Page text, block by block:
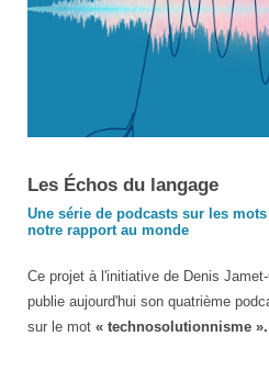
du
podcast
Échos
langage"
Les Échos du langage
Une série de podcasts sur les
notre rapport au monde
Ce projet à l'initiative de Denis
publie aujourd'hui son quatrième
sur le mot « technosolutionnisme ».